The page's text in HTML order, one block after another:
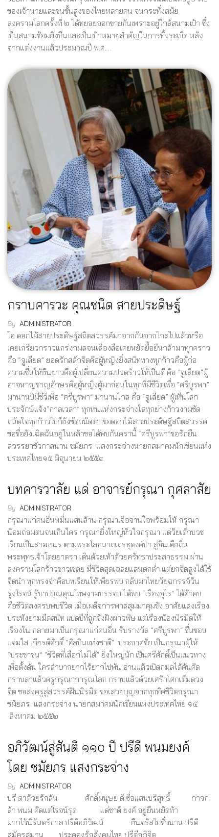
ของเจ้านายและชนชั้นสูงของไทยหลายคน จนกระทั่งสมัย
สงครามโลกครั้งที่ ๒ ได้ทยอยออกขายกันเพราะอยู่ใกล้สนามเป้า ซึ่ง
เป็นสนามซ้อมยิงปืนและเป็นเป้าหมายสำคัญในการทิ้งระเบิด หลัง
จากแต่งงานแล้วประมาณปี พ.ศ.…
กราบคารวะ คุณชนิด สายประดิษฐ์
By ADMINISTRATOR
โอ ดอกไม้สายประดิษฐ์สถิตสวรรค์มาจากกันจากไกลไปแล้วหรือ
เคยเกรียวกราวแกร่งกมลจนเลื่องลือเคยหยัดยื้อยืนกล้ามาทุกคราว
คือ “จูเลียต” ยอดรักสลักจิตคือผู้หญิงยิ่งสนิททางทุกก้าวคือผู้ก่อ
ความชื่นให้ยืนยาวคือผู้เปลี่ยนความปวดร้าวให้เป็นดี คือ “จูเลียต”ผู้
อาจหาญชาญอักษรคือผู้หญิงผู้มาก่อนในทุกที่มีชีวิตเพื่อ “ศรีบูรพา”
มานานปีมีชีวีเพื่อ “ศรีบูรพา” มานานไกล คือ “จูเลียต” ผู้เห็นโลก
ประจักษ์แจ้ง“กาลเวลา” ทุกหนแห่งกระจ่างใสทุกย่างก้าวงามชัด
ถนัดใจทุกก้าวไปก็ยังชัดถนัดตา ขอดอกไม้สายประดิษฐ์สถิตสวรรค์
ขอชื่อยังเฉิดฉันอยู่ในหล้าขอได้พบกันครานี้ “ศรีบูรพา”ขอรักยืน
สวรรยาชั่วกาลนาน ชมัยภร แสงกระจ่างนายกสมาคมนักเขียนแห่ง
ประเทศไทย๑๕ มิถุนายน ๒๕๕๓
บทคารวาลัย แด่ อาจารย์กรุณา กุศลาสัย
By ADMINISTRATOR
กรุณาแก่คนอื่นหมื่นแสนล้าน กรุณาเจือจานใจพร้อมให้ กรุณา
น้อมถ่อมตนจนเกินใคร กรุณายิ่งใหญ่หัวใจกรุณา แต่วัยเด็กบวช
เรียนเป็นสามเณร ตามพระโลกนาถเถรธุดงค์ป่า สู่อินเดียถิ่น
พระพุทธเจ้าโดยยาตรา เดินด้วยเท้าด้วยศรัทธาประสาธรรม ผ่าน
สงครามโลกร้าวชาวเชลย มีชีวิตสุดเฉลยแสนตกต่ำ แต่ยกจิตสูงได้ใช้
จิตนำ ทุกทรงจำคือบทเรียนให้เพียรพบ กลับมาไทยวัยฉกรรจ์วัน
รุ่งโรจน์ รู้บาปบุณคุณโทษงามบรรจบ ได้พบ “เรืองอุไร” ได้ค้าคบ
คือชีวิตลงครบพบชีวิต เมื่อเผด็จการพาลสุมมาคุมขัง อาศัยแสงเรือง
ประทังยามมืดสนิท แปดปีที่ถูกขังฝังผ่าวพิษ แต่เรืองน้องนิรมิตให้
เรืองใน กลายมาเป็นกรุณาแก่คนอื่น รับรางวัล “ศรีบูรพา” ชื่นชอบ
แจ่มใส เกียรติศักดิ์ “ศิลปินแห่งชาติ” ประกาศชัย เป็นกรุณาผู้ให้
“ประชาชน” “ชีวิตที่เลือกไม่ได้” ยิ่งใหญ่นัก เป็นศรีศักดิ์เป็นแนวทาง
เพื่อตั้งต้น ใครลำบากยากไร้ยากไปพ้น อ่านแล้วเปิดกมลได้ค้นคิด
กราบลาแล้วครูกรุณาการุณโลก กราบแล้วด้วยเศร้าโศกเต็มดวง
จิต ขอส่งครูสู่สวรรค์ฝันนิรมิต ขอเสวยบุญจากทุกทิศชีวิตกรุณา
ชมัยภร แสงกระจ่าง นายกสมาคมนักเขียนแห่งประเทศไทย ๑๔
สิงหาคม ๒๕๕๒
อภิวัฒน์สู่สันติ ๑๑๐ ปี ปรีดี พนมยงค์
โดย ชมัยภร แสงกระจ่าง
By ADMINISTRATOR
ปรี ดาด้วยรักล้น ศักดิ์มนุษย ดี ซื่อแสนบริสุทธิ์ กาจก
ล้า พนม คิดแต่โรจน์รุด แด่ชาติ ยงค์ อยู่ยืนหยัดท้า
ฝากไว้นิรันดร์กาล ปรีดีอภิวัฒน์ ยืนจรัสไปชั่วนาน ปรีดี
สมัครสมาน ประคองรักสังคมไทย ปรีดีอภิจิต …